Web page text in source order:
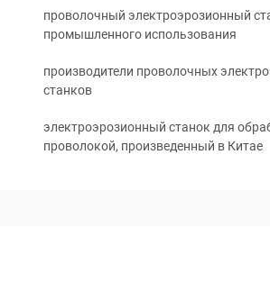
проволочный электроэрозионный
промышленного использования
производители проволочных
станков
электроэрозионный станок для
проволокой, произведенный в Китае